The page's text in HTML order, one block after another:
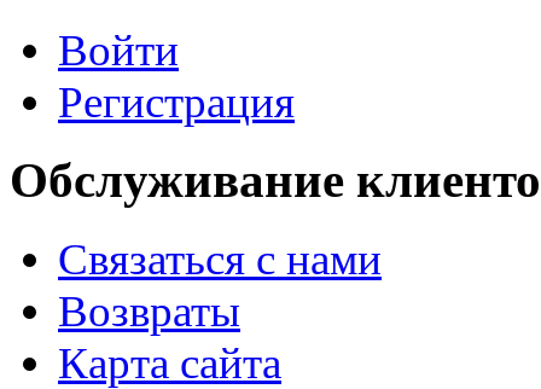
Войти
Регистрация
Обслуживание
Связаться с нами
Возвраты
Карта сайта